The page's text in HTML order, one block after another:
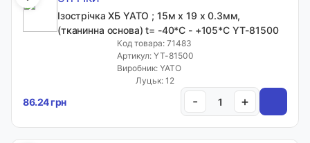
Фільтри
Ізострічка ХБ YATO ; 15м х 19 х 0.3мм,
(тканинна основа) t= -40*С - +105*С YT-81500
Код товара: 71483
Артикул: YT-81500
Виробник: YATO
Луцьк: 12
86.24 грн - +